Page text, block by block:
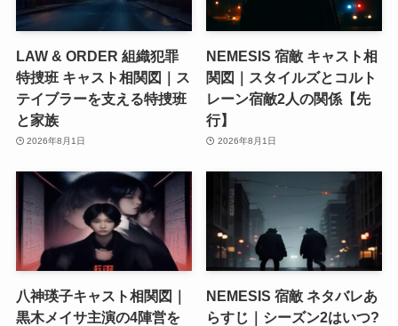
LAW & ORDER 組織犯罪
特捜班 キャスト相関図｜ス
テイブラーを支える特捜班
と家族
2026年8月1日
NEMESIS 宿敵 キャスト相
関図｜スタイルズとコルト
レーン宿敵2人の関係【先
行】
2026年8月1日
八神瑛子キャスト相関図｜
黒木メイサ主演の4陣営を
NEMESIS 宿敵 ネタバレあ
らすじ｜シーズン2はいつ?